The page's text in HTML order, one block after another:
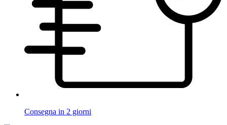
Consegna in 2 giorni